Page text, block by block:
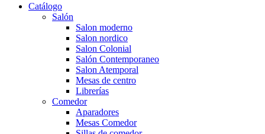
Catálogo
Salón
Salon moderno
Salon nordico
Salon Colonial
Salón Contemporaneo
Salon Atemporal
Mesas de centro
Librerías
Comedor
Aparadores
Mesas Comedor